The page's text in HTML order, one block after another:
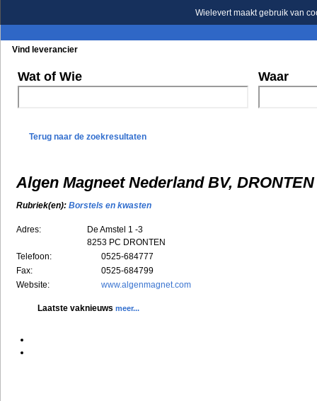
Wielevert maakt gebruik van
Vind leverancier
Wat of Wie Waar
Terug naar de zoekresultaten
Algen Magneet Nederland BV, DRONTEN
Rubriek(en): Borstels en kwasten
Adres:
De Amstel 1 -3
8253 PC DRONTEN
Telefoon:
0525-684777
Fax:
0525-684799
Website:
www.algenmagnet.com
Laatste vaknieuws meer...